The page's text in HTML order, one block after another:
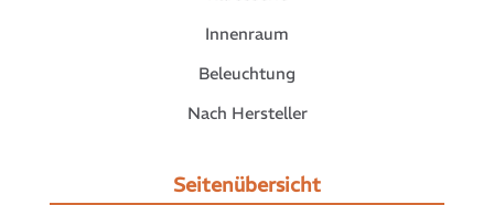
Innenraum
Beleuchtung
Nach Hersteller
Seitenübersicht